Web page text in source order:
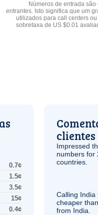
Números de entrada
entrantes. Isto significa que um
utilizados para call centers
sobretaxa de US $0.01
0.7¢
1.5¢
3.5¢
15¢
0.4¢
clientes
Impressed
numbers for
countries.
Calling
cheaper
from India.